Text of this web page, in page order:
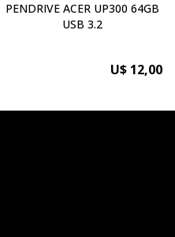
PENDRIVE ACER UP300 64GB
USB 3.2
U$ 12,00